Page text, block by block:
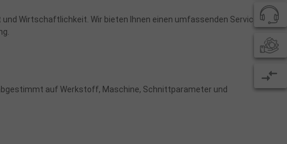
Wirtschaftlichkeit. Wir bieten Ihnen einen umfassenden Service
auf Werkstoff, Maschine, Schnittparameter und